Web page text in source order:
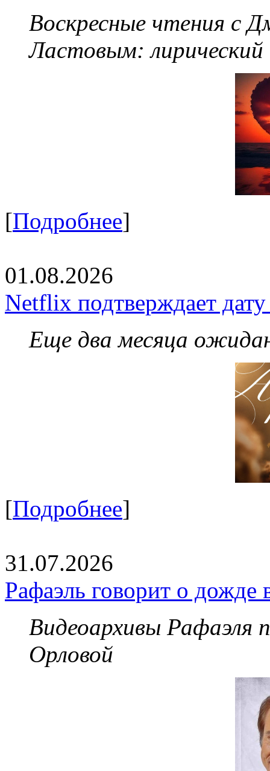
Воскресные чтения с
Ластовым:
[Подробнее]
01.08.2026
Netflix подтверждает
Еще два месяца
[Подробнее]
31.07.2026
Рафаэль говорит о дожде
Видеоархивы Рафаэля
Орловой